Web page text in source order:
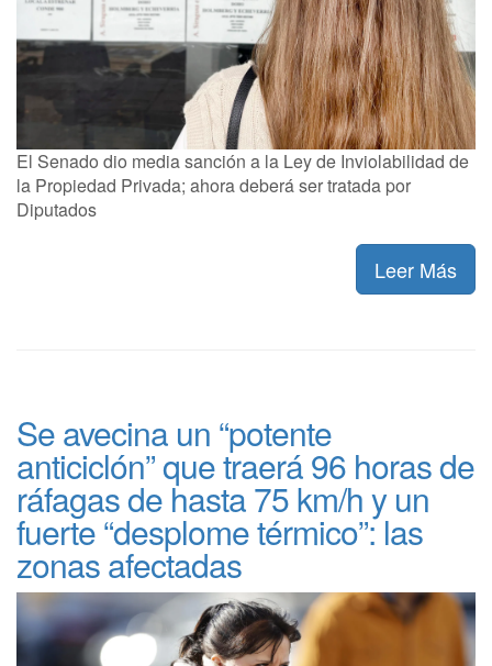
El Senado dio media sanción a la Ley de Inviolabilidad de
la Propiedad Privada; ahora deberá ser tratada por
Diputados
Leer Más
Se avecina un “potente
anticiclón” que traerá 96 horas de
ráfagas de hasta 75 km/h y un
fuerte “desplome térmico”: las
zonas afectadas